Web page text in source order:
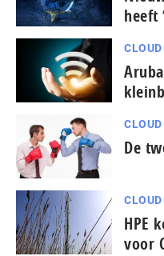
heeft
De
HPE
voor